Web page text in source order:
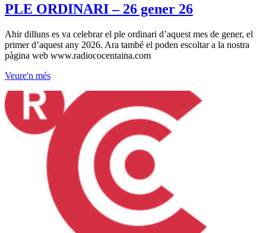
PLE ORDINARI – 26 gener 26
Ahir dilluns es va celebrar el ple ordinari d’aquest mes de gener, el
primer d’aquest any 2026. Ara també el poden escoltar a la nostra
pàgina web www.radiococentaina.com
Veure'n més